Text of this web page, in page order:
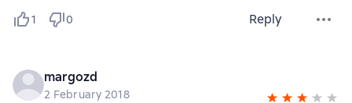
1 0 Reply
margozd
2 February 2018